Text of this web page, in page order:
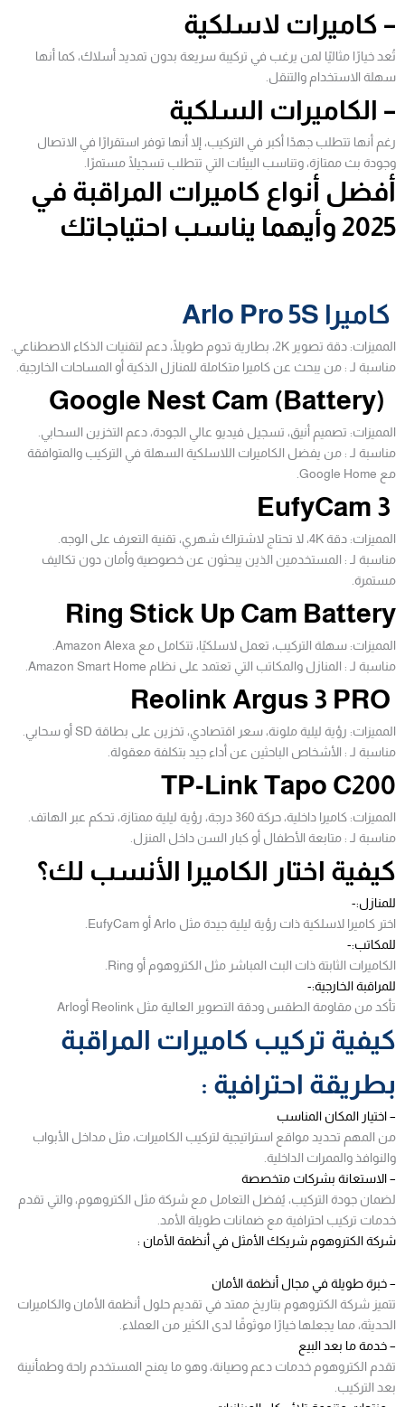
– كاميرات لاسلكية
تُعد خيارًا مثاليًا لمن يرغب في تركيبة سريعة بدون تمديد أسلاك، كما أنها
سهلة الاستخدام والتنقل.
– الكاميرات السلكية
رغم أنها تتطلب جهدًا أكبر في التركيب، إلا أنها توفر استقرارًا في الاتصال
وجودة بث ممتازة، وتناسب البيئات التي تتطلب تسجيلًا مستمرًا.
أفضل أنواع كاميرات المراقبة في
2025 وأيهما يناسب احتياجاتك
كاميرا Arlo Pro 5S
المميزات: دقة تصوير 2K، بطارية تدوم طويلًا، دعم لتقنيات الذكاء الاصطناعي.
مناسبة لـ : من يبحث عن كاميرا متكاملة للمنازل الذكية أو المساحات الخارجية.
المميزات: تصميم أنيق، تسجيل فيديو عالي الجودة، دعم التخزين السحابي.
مناسبة لـ : من يفضل الكاميرات اللاسلكية السهلة في التركيب والمتوافقة
مع Google Home.
المميزات: دقة 4K، لا تحتاج لاشتراك شهري، تقنية التعرف على الوجه.
مناسبة لـ : المستخدمين الذين يبحثون عن خصوصية وأمان دون تكاليف
مستمرة.
Ring Stick Up Cam Battery
المميزات: سهلة التركيب، تعمل لاسلكيًا، تتكامل مع Amazon Alexa.
مناسبة لـ : المنازل والمكاتب التي تعتمد على نظام Amazon Smart Home.
المميزات: رؤية ليلية ملونة، سعر اقتصادي، تخزين على بطاقة SD أو سحابي.
مناسبة لـ : الأشخاص الباحثين عن أداء جيد بتكلفة معقولة.
TP-Link Tapo C200
المميزات: كاميرا داخلية، حركة 360 درجة، رؤية ليلية ممتازة، تحكم عبر الهاتف.
مناسبة لـ : متابعة الأطفال أو كبار السن داخل المنزل.
كيفية اختار الكاميرا الأنسب لك؟
للمنازل:-
اختر كاميرا لاسلكية ذات رؤية ليلية جيدة مثل Arlo أو EufyCam.
للمكاتب:-
الكاميرات الثابتة ذات البث المباشر مثل الكتروهوم أو Ring.
للمراقبة الخارجية:-
تأكد من مقاومة الطقس ودقة التصوير العالية مثل Reolink أوArlo
كيفية تركيب كاميرات المراقبة
بطريقة احترافية :
– اختيار المكان المناسب
من المهم تحديد مواقع استراتيجية لتركيب الكاميرات، مثل مداخل الأبواب
والنوافذ والممرات الداخلية.
– الاستعانة بشركات متخصصة
لضمان جودة التركيب، يُفضل التعامل مع شركة مثل الكتروهوم، والتي تقدم
خدمات تركيب احترافية مع ضمانات طويلة الأمد.
شركة الكتروهوم شريكك الأمثل في أنظمة الأمان :
– خبرة طويلة في مجال أنظمة الأمان
تتميز شركة الكتروهوم بتاريخ ممتد في تقديم حلول أنظمة الأمان والكاميرات
الحديثة، مما يجعلها خيارًا موثوقًا لدى الكثير من العملاء.
– خدمة ما بعد البيع
تقدم الكتروهوم خدمات دعم وصيانة، وهو ما يمنح المستخدم راحة وطمأنينة
بعد التركيب.